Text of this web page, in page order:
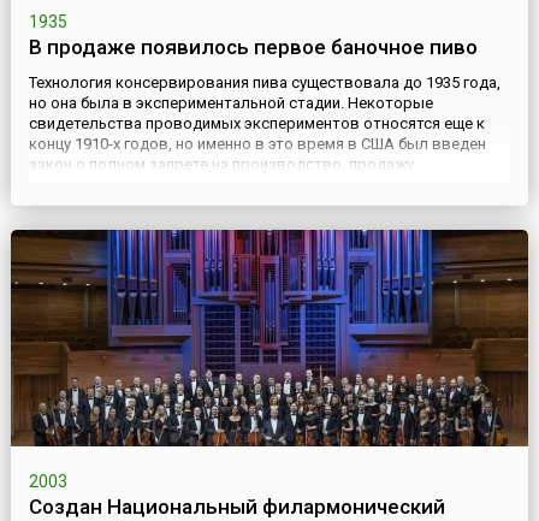
1935
В продаже появилось первое баночное пиво
Технология консервирования пива существовала до 1935 года,
но она была в экспериментальной стадии. Некоторые
свидетельства проводимых экспериментов относятся еще к
концу 1910-х годов, но именно в это время в США был введен
закон о полном запрете на производство, продажу,
действовал в Штатах с 1919 года по 5 декабря 1933 года.
Запрещение ...
2003
Создан Национальный филармонический